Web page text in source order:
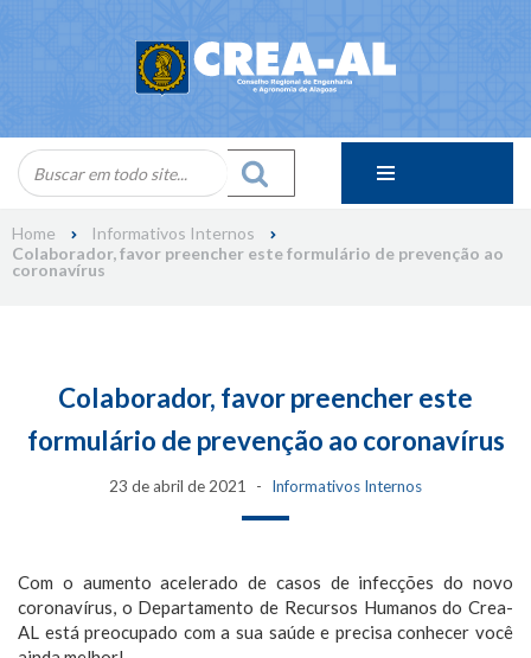
Home
Informativos Internos
Colaborador, favor preencher este formulário de prevenção ao
coronavírus
Colaborador, favor preencher este
formulário de prevenção ao coronavírus
23 de abril de 2021 Informativos Internos
Com o aumento acelerado de casos de infecções do novo
coronavírus, o Departamento de Recursos Humanos do Crea-
AL está preocupado com a sua saúde e precisa conhecer você